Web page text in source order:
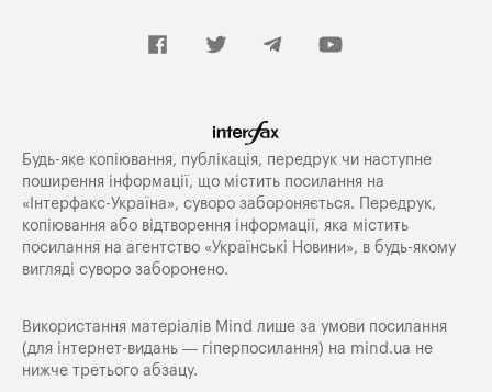
Будь-яке копiювання, публiкацiя, передрук чи наступне
поширення iнформацiї, що мiстить посилання на
«Iнтерфакс-Україна», суворо забороняється. Передрук,
копіювання або відтворення інформації, яка містить
посилання на агентство «Українські Новини», в будь-якому
вигляді суворо заборонено.
Використання матеріалів Mind лише за умови посилання
(для інтернет-видань — гіперпосилання) на mind.ua не
нижче третього абзацу.